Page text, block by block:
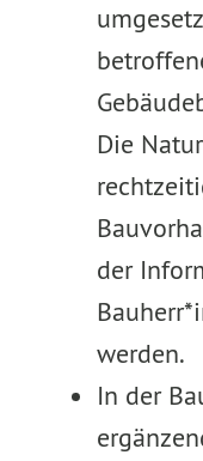
Die
der
werden.
In der